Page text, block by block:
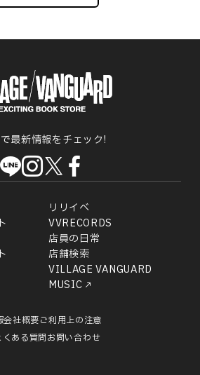
最新情報をチェック!
リリイベ
VVRECORDS
店員の日常
店舗検索
VILLAGE VANGUARD
MUSIC
会社概要ご利用上の注意
くある質問お問い合わせ